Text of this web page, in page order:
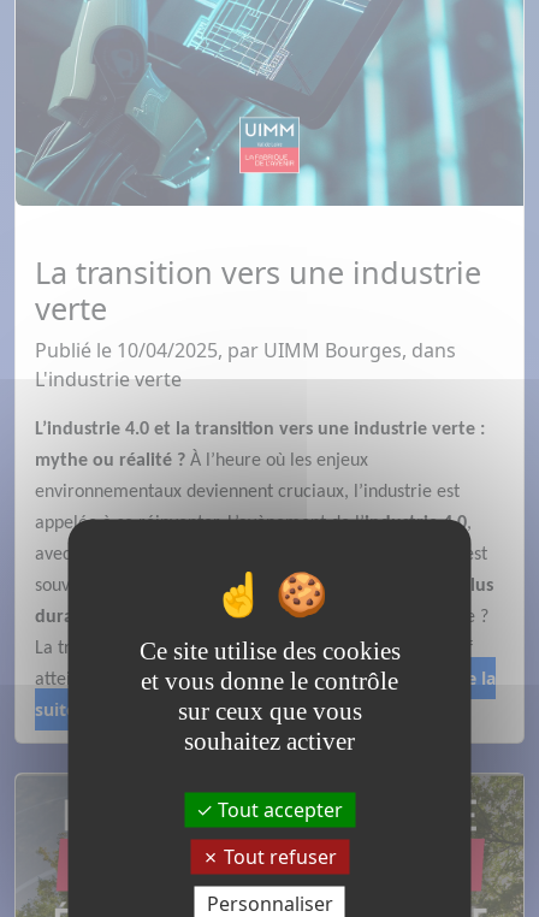
La transition vers une industrie
verte
Publié le 10/04/2025, par UIMM Bourges, dans
L'industrie verte
L’industrie 4.0 et la transition vers une industrie verte :
mythe ou réalité ? À l’heure où les enjeux
environnementaux deviennent cruciaux, l’industrie est
appelée à se réinventer. L’avènement de l’industrie 4.0,
avec ses technologies intelligentes et interconnectées, est
souvent présenté comme un levier vers une
industrie plus
durable
. Mais cette promesse est-elle réellement tenue ?
La transition vers une industrie verte est-elle un objectif
atteignable ou une simple utopie technologique ?
Lire la
suite
Ce site utilise des cookies
et vous donne le contrôle
sur ceux que vous
souhaitez activer
Tout accepter
Tout refuser
Personnaliser